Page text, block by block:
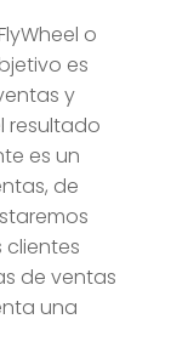
o
es
y
resultado
es un
de
clientes
de ventas
una